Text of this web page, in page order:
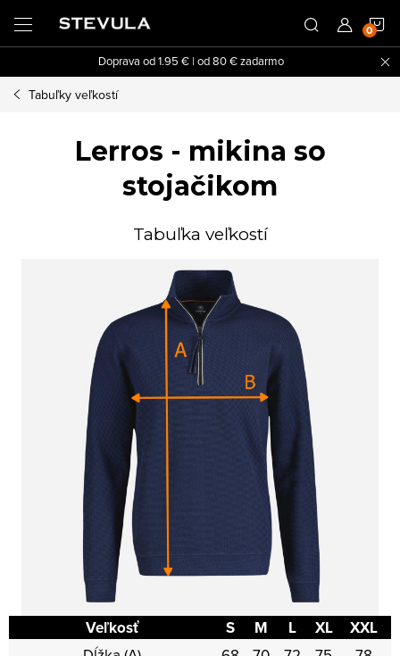
obsah
Doprava od 1.95 € | od 80 € zadarmo
Tabuľky veľkostí
Lerros - mikina so
stojačikom
Tabuľka veľkostí
Veľkosť S M L XL XXL